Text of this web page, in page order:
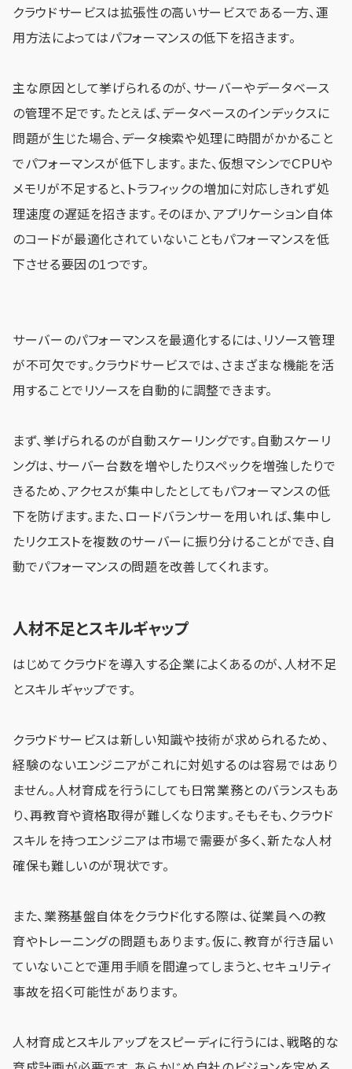
クラウドサービスは拡張性の高いサービスである一方、運
用方法によってはパフォーマンスの低下を招きます。
主な原因として挙げられるのが、サーバーやデータベース
の管理不足です。たとえば、データベースのインデックスに
問題が生じた場合、データ検索や処理に時間がかかること
でパフォーマンスが低下します。また、仮想マシンでCPUや
メモリが不足すると、トラフィックの増加に対応しきれず処
理速度の遅延を招きます。そのほか、アプリケーション自体
のコードが最適化されていないこともパフォーマンスを低
下させる要因の1つです。
サーバーのパフォーマンスを最適化するには、リソース管理
が不可欠です。クラウドサービスでは、さまざまな機能を活
用することでリソースを自動的に調整できます。
まず、挙げられるのが自動スケーリングです。自動スケーリ
ングは、サーバー台数を増やしたりスペックを増強したりで
きるため、アクセスが集中したとしてもパフォーマンスの低
下を防げます。また、ロードバランサーを用いれば、集中し
たリクエストを複数のサーバーに振り分けることができ、自
動でパフォーマンスの問題を改善してくれます。
人材不足とスキルギャップ
はじめてクラウドを導入する企業によくあるのが、人材不足
とスキルギャップです。
クラウドサービスは新しい知識や技術が求められるため、
経験のないエンジニアがこれに対処するのは容易ではあり
ません。人材育成を行うにしても日常業務とのバランスもあ
り、再教育や資格取得が難しくなります。そもそも、クラウド
スキルを持つエンジニアは市場で需要が多く、新たな人材
確保も難しいのが現状です。
また、業務基盤自体をクラウド化する際は、従業員への教
育やトレーニングの問題もあります。仮に、教育が行き届い
ていないことで運用手順を間違ってしまうと、セキュリティ
事故を招く可能性があります。
人材育成とスキルアップをスピーディに行うには、戦略的な